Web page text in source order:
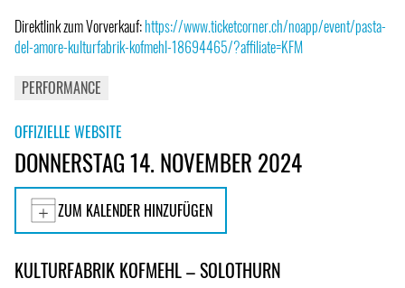
Direktlink zum Vorverkauf:https://www.ticketcorner.ch/noapp/event/pasta-
del-amore-kulturfabrik-kofmehl-18694465/?affiliate=KFM
PERFORMANCE
OFFIZIELLE WEBSITE
DONNERSTAG 14. NOVEMBER 2024
ZUM KALENDER HINZUFÜGEN
KULTURFABRIK KOFMEHL – SOLOTHURN